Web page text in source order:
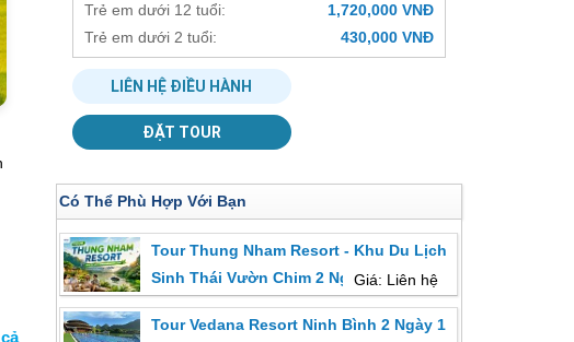
Trẻ em dưới 12 tuổi:
1,720,000 VNĐ
Trẻ em dưới 2 tuổi:
430,000 VNĐ
LIÊN HỆ ĐIỀU HÀNH
ĐẶT TOUR
Có Thể Phù Hợp Với Bạn
Tour Thung Nham Resort - Khu Du Lịch
Sinh Thái Vườn Chim 2 Ngày 1 Đêm
Giá: Liên hệ
Tour Vedana Resort Ninh Bình 2 Ngày 1